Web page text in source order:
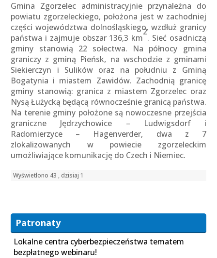
Gmina Zgorzelec administracyjnie przynależna do
powiatu zgorzeleckiego, położona jest w zachodniej
części województwa dolnośląskiego, wzdłuż granicy
państwa i zajmuje obszar 136,3 km
2
. Sieć osadniczą
gminy stanowią 22 sołectwa. Na północy gmina
graniczy z gminą Pieńsk, na wschodzie z gminami
Siekierczyn i Sulików oraz na południu z Gminą
Bogatynia i miastem Zawidów. Zachodnią granicę
gminy stanowią: granica z miastem Zgorzelec oraz
Nysą Łużycką będącą równocześnie granicą państwa.
Na terenie gminy położone są nowoczesne przejścia
graniczne Jędrzychowice – Ludwigsdorf i
Radomierzyce – Hagenverder, dwa z 7
zlokalizowanych w powiecie zgorzeleckim
umożliwiające komunikację do Czech i Niemiec.
Wyświetlono 43 , dzisiaj 1
Patronaty
Lokalne centra cyberbezpieczeństwa tematem
bezpłatnego webinaru!